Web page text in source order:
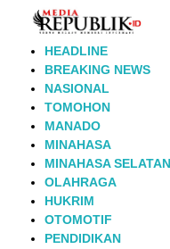
Lewati
HEADLINE
BREAKING NEWS
NASIONAL
TOMOHON
MANADO
MINAHASA
MINAHASA SELATAN
OLAHRAGA
HUKRIM
OTOMOTIF
PENDIDIKAN